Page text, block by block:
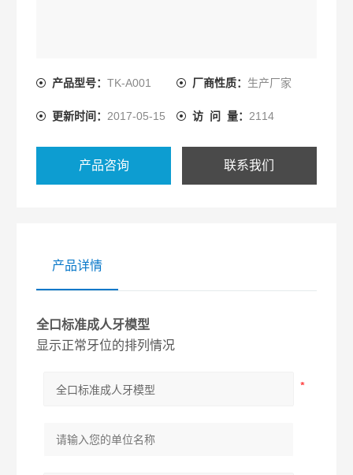
产品型号：TK-A001 厂商性质： 生产厂家
更新时间： 2017-05-15 访 问 量： 2114
产品咨询 联系我们
产品详情
全口标准成人牙模型
显示正常牙位的排列情况